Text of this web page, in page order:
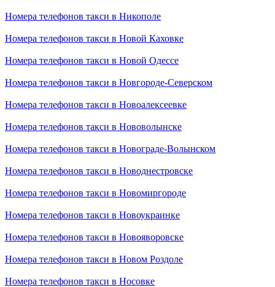
Номера телефонов такси в Никополе
Номера телефонов такси в Новой Каховке
Номера телефонов такси в Новой Одессе
Номера телефонов такси в Новгороде-Северском
Номера телефонов такси в Новоалексеевке
Номера телефонов такси в Нововолынске
Номера телефонов такси в Новограде-Волынском
Номера телефонов такси в Новоднестровске
Номера телефонов такси в Новомиргороде
Номера телефонов такси в Новоукраинке
Номера телефонов такси в Новояворовске
Номера телефонов такси в Новом Роздоле
Номера телефонов такси в Носовке